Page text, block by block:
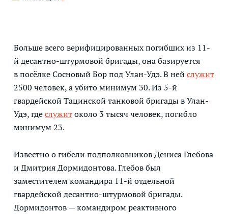
Больше всего верифицированных погибших из 11-
й десантно-штурмовой бригады, она базируется
в посёлке Сосновый Бор под Улан-Удэ. В ней служит
2500 человек, а убито минимум 30. Из 5-й
гвардейской Тацинской танковой бригады в Улан-
Удэ, гдеслужитоколо 3 тысяч человек, погибло
минимум 23.
Известно о гибели подполковников Дениса Глебова
и Дмитрия Дормидонтова. Глебов был
заместителем командира 11-й отдельной
гвардейской десантно-штурмовой бригады.
Дормидонтов — командиром реактивного